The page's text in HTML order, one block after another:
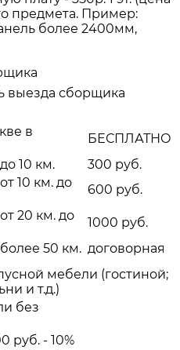
предмета. Пример:
более 2400мм,
выезда сборщика
в
БЕСПЛАТНО
10 км.
300 руб.
10 км. до
600 руб.
20 км. до
1000 руб.
50 км. договорная
мебели (гостиной;
и т.д.)
без
руб. - 10%